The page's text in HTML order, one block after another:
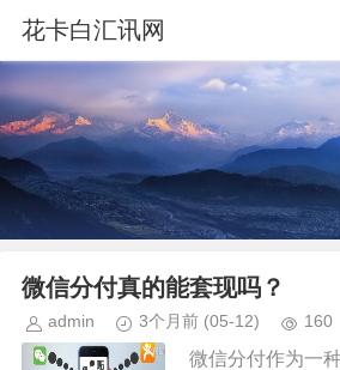
花卡白汇讯网
微信分付真的能套现吗？
admin 3个月前 (05-12) 160
微信分付作为一